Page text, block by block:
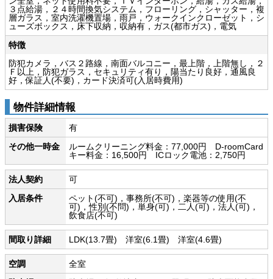
３点給湯，２４時間換気システム，フローリング，シャッター，複
層ガラス，室内洗濯機置場，雨戸，ウォークインクローゼット，シ
ューズボックス，床下収納，収納有，ガス(都市ガス)，電気
特徴
防犯カメラ，バス２路線，南面バルコニー，最上階，上階無し，２
Ｆ以上，防犯ガラス，セキュリティ有り，陽当たり良好，通風良
好，保証人(不要)，カード決済可(入居時費用)
物件詳細情報
損害保険
有
その他一時金
ルームクリーニング料金：77,000円 D-roomCard
キー料金：16,500円 ICロック電池：2,750円
法人契約
可
入居条件
ペット(不可)，事務所(不可)，楽器等の使用(不
可)，性別(不問)，単身(可)，二人(可)，法人(可)，
飲食店(不可)
間取り詳細 LDK(13.7畳) 洋室(6.1畳) 洋室(4.6畳)
空調
全室